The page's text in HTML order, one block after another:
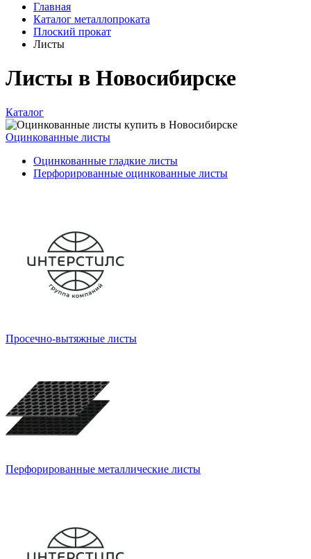
Главная
Каталог металлопроката
Плоский прокат
Листы
Листы в Новосибирске
Каталог
Оцинкованные листы
Оцинкованные гладкие листы
Перфорированные оцинкованные листы
Просечно-вытяжные листы
Перфорированные металлические листы